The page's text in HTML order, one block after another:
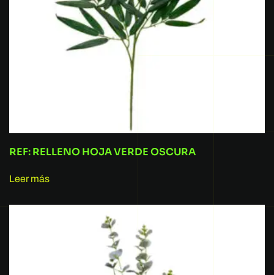
REF: RELLENO HOJA VERDE OSCURA
Leer más